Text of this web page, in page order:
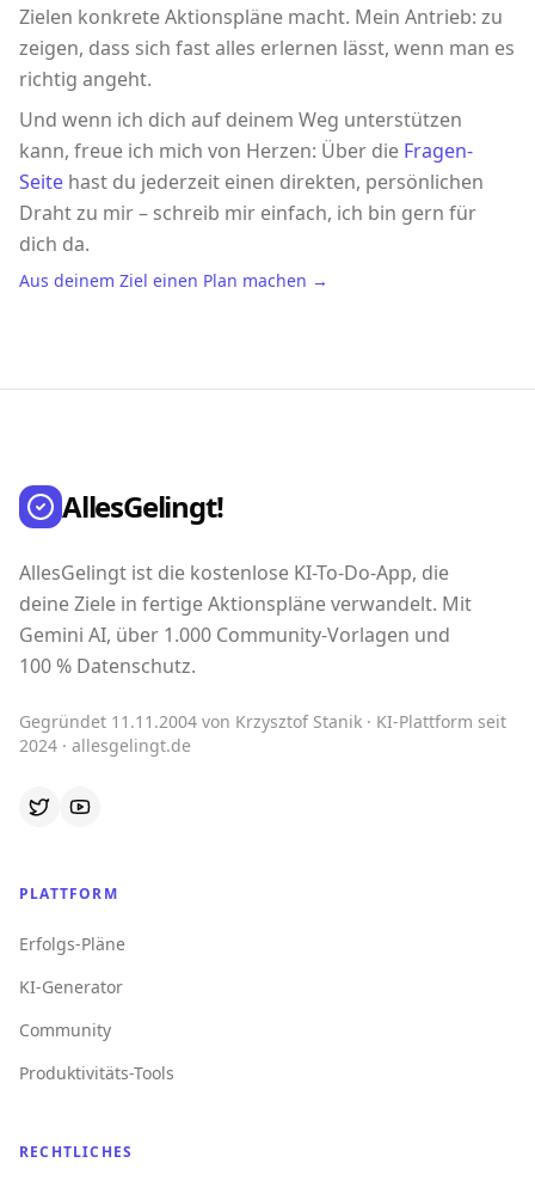
Zielen konkrete Aktionspläne macht. Mein Antrieb: zu
zeigen, dass sich fast alles erlernen lässt, wenn man es
richtig angeht.
Und wenn ich dich auf deinem Weg unterstützen
kann, freue ich mich von Herzen: Über die Fragen-
Seite hast du jederzeit einen direkten, persönlichen
Draht zu mir – schreib mir einfach, ich bin gern für
dich da.
Aus deinem Ziel einen Plan machen →
AllesGelingt!
AllesGelingt ist die kostenlose KI-To-Do-App, die
deine Ziele in fertige Aktionspläne verwandelt. Mit
Gemini AI, über 1.000 Community-Vorlagen und
100 % Datenschutz.
Gegründet 11.11.2004 von Krzysztof Stanik · KI-Plattform seit
2024 · allesgelingt.de
PLATTFORM
Erfolgs-Pläne
KI-Generator
Community
Produktivitäts-Tools
RECHTLICHES